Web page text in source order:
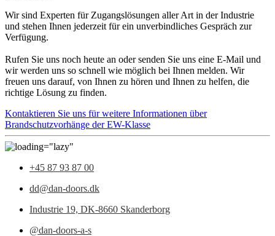
Wir sind Experten für Zugangslösungen aller Art in der Industrie
und stehen Ihnen jederzeit für ein unverbindliches Gespräch zur
Verfügung.
Rufen Sie uns noch heute an oder senden Sie uns eine E-Mail und
wir werden uns so schnell wie möglich bei Ihnen melden. Wir
freuen uns darauf, von Ihnen zu hören und Ihnen zu helfen, die
richtige Lösung zu finden.
Kontaktieren Sie uns für weitere Informationen über
Brandschutzvorhänge der EW-Klasse
+45 87 93 87 00
dd@dan-doors.dk
Industrie 19, DK-8660 Skanderborg
@dan-doors-a-s